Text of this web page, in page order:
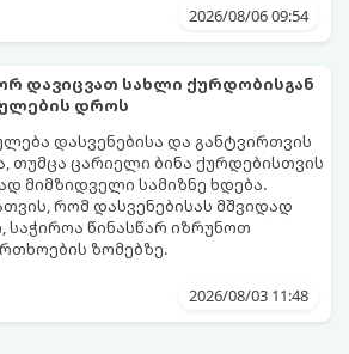
მნიშვნელოვანია
შუქის ქრობისთანავე
2026/08/06 09:54
დავიცვათ სახლი ქურდობისგან
დროს
დასვენებისა და განტვირთვის
თუმცა ცარიელი ბინა ქურდებისთვის
მიმზიდველი სამიზნე ხდება.
რომ დასვენებისას მშვიდად
საჭიროა წინასწარ იზრუნოთ
ზომებზე.
2026/08/03 11:48